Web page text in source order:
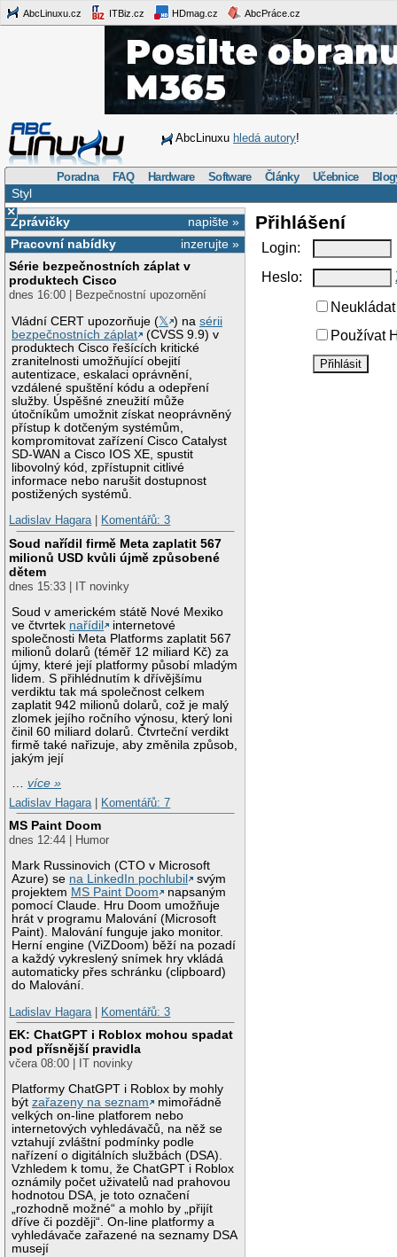
AbcLinuxu.cz ITBiz.cz HDmag.cz AbcPráce.cz
AbcLinuxu hledá autory!
Poradna FAQ Hardware Software Články Učebnice
Styl
×
napište »
Zprávičky
inzerujte »
Pracovní nabídky
Série bezpečnostních záplat v
produktech Cisco
dnes 16:00 | Bezpečnostní upozornění
Vládní CERT upozorňuje (𝕏 ) nasérii
bezpečnostních záplat
(CVSS 9.9) v
produktech Cisco řešících kritické
zranitelnosti umožňující obejití
autentizace, eskalaci oprávnění,
vzdálené spuštění kódu a odepření
služby. Úspěšné zneužití může
útočníkům umožnit získat neoprávněný
přístup k dotčeným systémům,
kompromitovat zařízení Cisco Catalyst
SD-WAN a Cisco IOS XE, spustit
libovolný kód, zpřístupnit citlivé
informace nebo narušit dostupnost
postižených systémů.
Ladislav Hagara| Komentářů: 3
Soud nařídil firmě Meta zaplatit 567
milionů USD kvůli újmě způsobené
dětem
dnes 15:33 | IT novinky
Soud v americkém státě Nové Mexiko
ve čtvrtek nařídil
internetové
společnosti Meta Platforms zaplatit 567
milionů dolarů (téměř 12 miliard Kč) za
újmy, které její platformy působí mladým
lidem. S přihlédnutím k dřívějšímu
verdiktu tak má společnost celkem
zaplatit 942 milionů dolarů, což je malý
zlomek jejího ročního výnosu, který loni
činil 60 miliard dolarů. Čtvrteční verdikt
firmě také nařizuje, aby změnila způsob,
jakým její
…více »
Ladislav Hagara
Komentářů: 7
MS Paint Doom
dnes 12:44 | Humor
Mark Russinovich (CTO v Microsoft
Azure) se na LinkedIn pochlubil
svým
projektem MS Paint Doom
napsaným
pomocí Claude. Hru Doom umožňuje
hrát v programu Malování (Microsoft
Paint). Malování funguje jako monitor.
Herní engine (ViZDoom) běží na pozadí
a každý vykreslený snímek hry vkládá
automaticky přes schránku (clipboard)
do Malování.
Ladislav Hagara
Komentářů: 3
EK: ChatGPT i Roblox mohou spadat
pod přísnější pravidla
včera 08:00 | IT novinky
Platformy ChatGPT i Roblox by mohly
býtzařazeny na seznam
mimořádně
velkých on-line platforem nebo
internetových vyhledávačů, na něž se
vztahují zvláštní podmínky podle
nařízení o digitálních službách (DSA).
Vzhledem k tomu, že ChatGPT i Roblox
oznámily počet uživatelů nad prahovou
hodnotou DSA, je toto označení
„rozhodně možné“ a mohlo by „přijít
dříve či později“. On-line platformy a
vyhledávače zařazené na seznamy DSA
musejí
Přihlášení
Login:
Heslo:
Používat